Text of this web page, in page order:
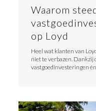
Waarom
op Loyd
Heel wat klanten van
niet te verbazen.
vastgoedinvesteringen